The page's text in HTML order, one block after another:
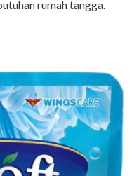
rumah tangga.